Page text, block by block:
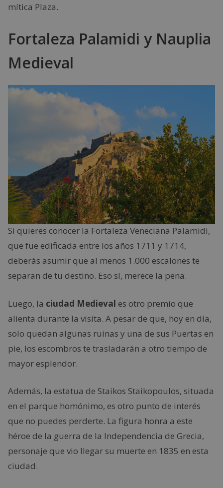
mítica Plaza.
Fortaleza Palamidi y Nauplia
Medieval
Si quieres conocer la Fortaleza Veneciana Palamidi,
que fue edificada entre los años 1711 y 1714,
deberás asumir que al menos 1.000 escalones te
separan de tu destino. Eso sí, merece la pena.
Luego, la ciudad Medieval es otro premio que
alienta durante la visita. A pesar de que, hoy en día,
solo quedan algunas ruinas y una de sus Puertas en
pie, los escombros te trasladarán a otro tiempo de
mayor esplendor.
Además, la estatua de Staikos Staikopoulos, situada
en el parque homónimo, es otro punto de interés
que no puedes perderte. La figura honra a este
héroe de la guerra de la Independencia de Grecia,
personaje que vio llegar su muerte en 1835 en esta
ciudad.